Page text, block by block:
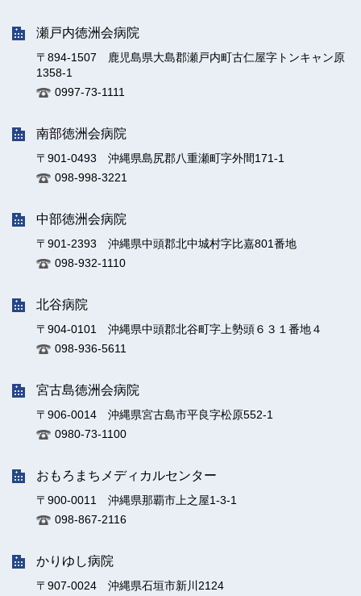
瀬戸内徳洲会病院
〒894-1507 鹿児島県大島郡瀬戸内町古仁屋字トンキャン原
1358-1
0997-73-1111
南部徳洲会病院
〒901-0493 沖縄県島尻郡八重瀬町字外間171-1
098-998-3221
中部徳洲会病院
〒901-2393 沖縄県中頭郡北中城村字比嘉801番地
098-932-1110
北谷病院
〒904-0101 沖縄県中頭郡北谷町字上勢頭６３１番地４
098-936-5611
宮古島徳洲会病院
〒906-0014 沖縄県宮古島市平良字松原552-1
0980-73-1100
おもろまちメディカルセンター
〒900-0011 沖縄県那覇市上之屋1-3-1
098-867-2116
かりゆし病院
〒907-0024 沖縄県石垣市新川2124